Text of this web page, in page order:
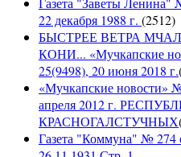
22 декабря 1988 г. (2512)
БЫСТРЕЕ ВЕТРА
КОНИ... «Мучкапские
25(9498), 20 июня 2018 г.
«Мучкапские новости»
апреля 2012 г.
КРАСНОГАЛСТУЧНЫХ
Газета "Коммуна" № 274